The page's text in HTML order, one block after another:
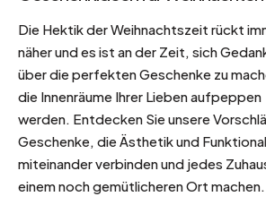
Die Hektik der Weihnachtszeit rückt
näher und es ist an der Zeit, sich
über die perfekten Geschenke zu
die Innenräume Ihrer Lieben aufpeppen
werden. Entdecken Sie unsere
Geschenke, die Ästhetik und
miteinander verbinden und jedes
einem noch gemütlicheren Ort machen.